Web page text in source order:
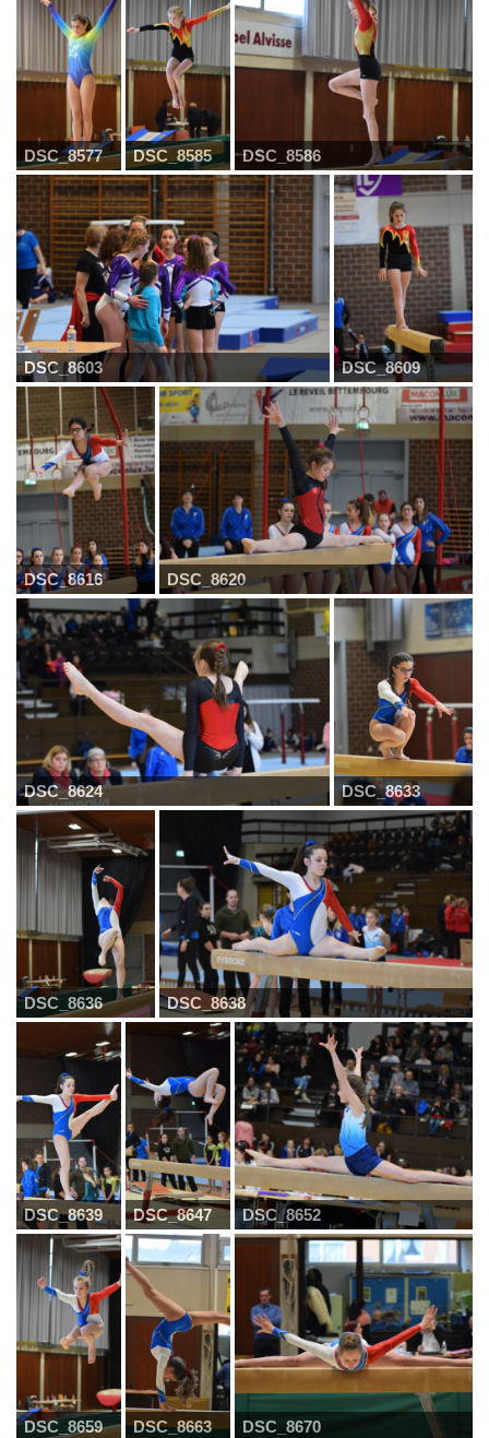
DSC_8577 DSC_8585 DSC_8586
DSC_8603 DSC_8609
DSC_8616 DSC_8620
DSC_8624 DSC_8633
DSC_8636 DSC_8638
DSC_8639 DSC_8647 DSC_8652
DSC_8659 DSC_8663 DSC_8670